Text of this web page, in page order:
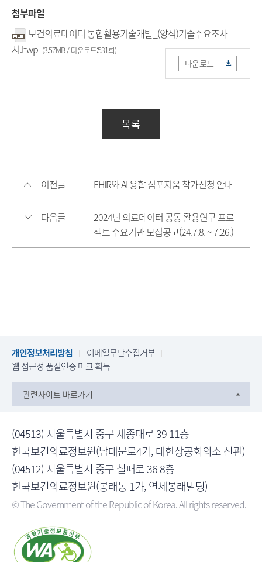
첨부파일
보건의료데이터 통합활용기술개발_(양식)기술수요조사
서.hwp (3.57MB / 다운로드:531회)
다운로드
목록
이전글 FHIR와 AI 융합 심포지움 참가신청 안내
다음글
2024년 의료데이터 공동 활용연구 프로
젝트 수요기관 모집공고(24.7.8. ~ 7.26.)
개인정보처리방침
이메일무단수집거부
웹 접근성 품질인증 마크 획득
관련사이트 바로가기
(04513) 서울특별시 중구 세종대로 39 11층
한국보건의료정보원(남대문로4가, 대한상공회의소 신관)
(04512) 서울특별시 중구 칠패로 36 8층
한국보건의료정보원(봉래동 1가, 연세봉래빌딩)
© The Government of the Republic of Korea. All rights reserved.